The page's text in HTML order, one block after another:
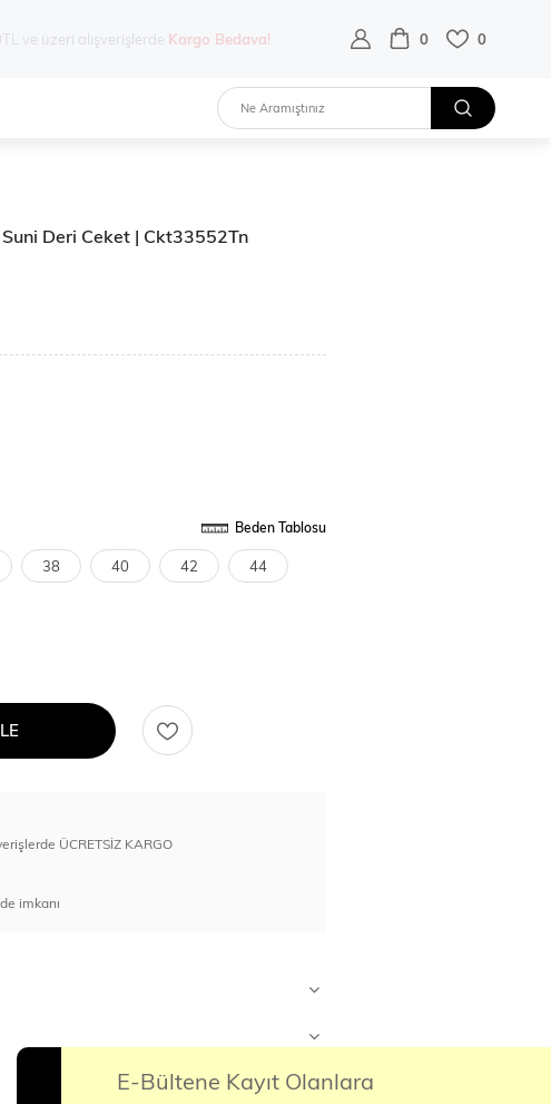
destek hattı:0 532 452 02 68 0 0
Suni Deri Ceket | Ckt33552Tn
Beden Tablosu
38 40 42 44
ÜCRETSİZ KARGO
imkanı
E-Bültene Kayıt Olanlara